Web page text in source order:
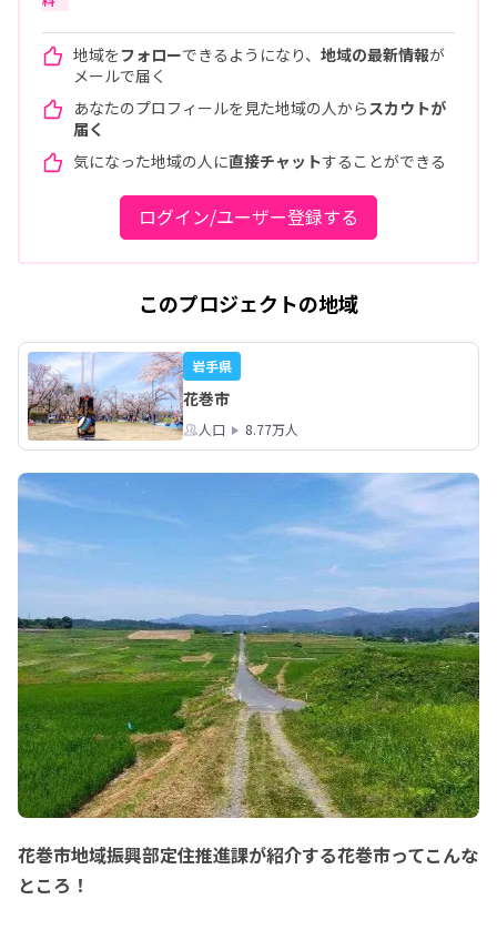
地域をフォローできるようになり、 地域の最新情報が
メールで届く
あなたのプロフィールを見た地域の人から スカウトが
届く
気になった地域の人に直接チャットすることができる
ログイン/ユーザー登録する
このプロジェクトの地域
岩手県
花巻市
人口 8.77万人
花巻市地域振興部定住推進課が紹介する花巻市ってこんな
ところ！